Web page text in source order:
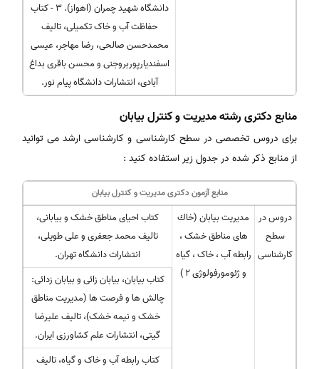
دانشگاه شهید چمران (اهواز). 3 - کتاب
حفاظت آب و خاک تکمیلی، تالیف
محمدحسن صالحی، رضا مهاجر، عیسی
اسفندیارپوربروجنی و محسن باقری بداغ
آبادی، انتشارات دانشگاه پیام نور.
منابع دکتری رشته مدیریت و کنترل بیابان
برای دروس تخصصی در سطح کارشناسی و کارشناسی ارشد می توانید
از منابع ذکر شده در جدول زیر استفاده کنید :
منابع آزمون دکتری مدیریت و کنترل بیابان
دروس در
سطح
کارشناسی
مدیریت بیابان (خاك
های مناطق خشک ،
رابطه آب ، خاک ، گیاه
و ژئومورفولوژی 2 )
کتاب احیای مناطق خشک و بیابانی،
تالیف محمد جعفری و علی طویلی،
انتشارات دانشگاه تهران.
کتاب بیابان، بیابان زائی و بیابان زدائی:
چالش ها و فرصت ها (مدیریت مناطق
خشک و نیمه خشک)، تالیف علیرضا
گیتی، انتشارات علم کشاورزی ایران.
کتاب رابطه آب و خاک و گیاه، تالیف